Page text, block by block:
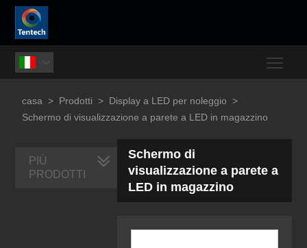

casa > Prodotti > Display a LED per noleggio >
Schermo di visualizzazione a parete a LED in magazzino
Schermo di
visualizzazione a parete a
LED in magazzino
PIÙ
PRODOTTI